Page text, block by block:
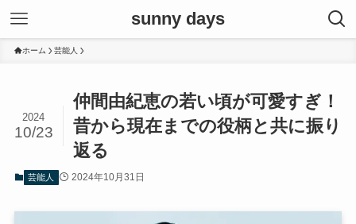
sunny days
ホーム 芸能人
仲間由紀恵の若い頃が可愛すぎ！
昔から現在までの役柄と共に振り
返る
2024
10/23
芸能人 2024年10月31日